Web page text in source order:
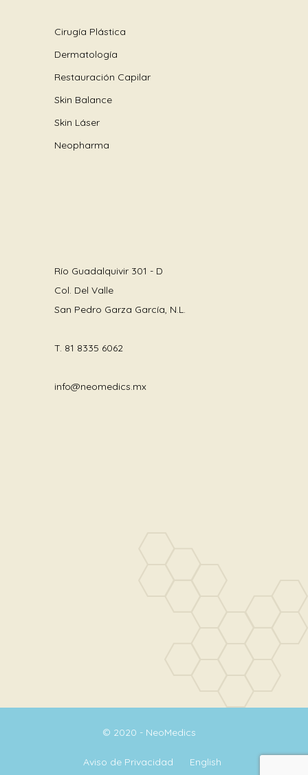
Cirugía Plástica
Dermatología
Restauración Capilar
Skin Balance
Skin Láser
Neopharma
Río Guadalquivir 301 - D
Col. Del Valle
San Pedro Garza García, N.L.
T. 81 8335 6062
info@neomedics.mx
© 2020 - NeoMedics
Aviso de Privacidad English